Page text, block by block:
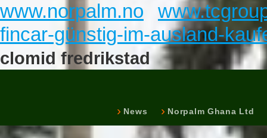
www.norpalm.no
fincar-günstig-im-ausland-
clomid fredrikstad
News Norpalm Ghana Ltd